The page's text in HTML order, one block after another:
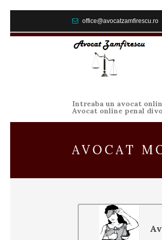
office@avocatzamfirescu.ro
Intreaba un avocat
Avocat online penal
AVOCAT